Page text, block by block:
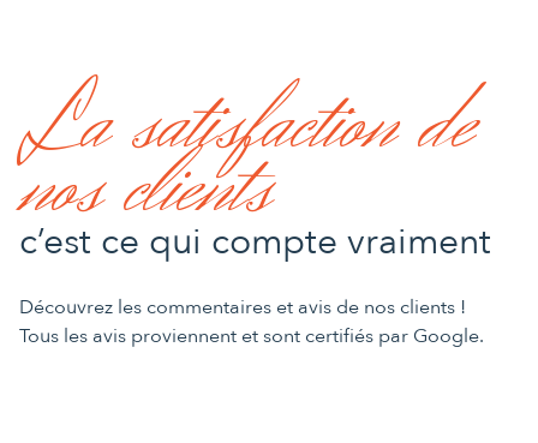
La satisfaction de
nos clients
c’est ce qui compte vraiment
Découvrez les commentaires et avis de nos clients !
Tous les avis proviennent et sont certifiés par Google.